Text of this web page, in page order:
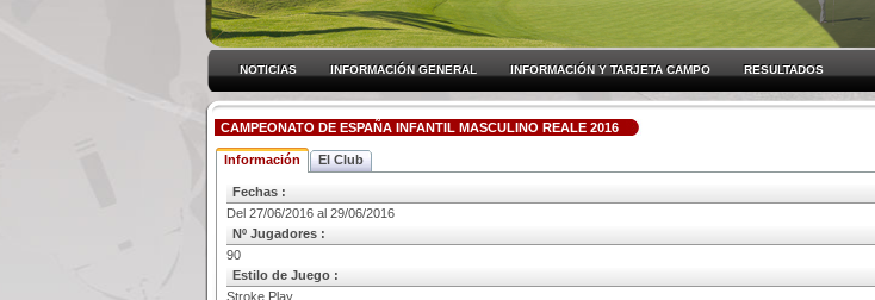
NOTICIAS INFORMACIÓN GENERAL INFORMACIÓN Y TARJETA CAMPO RESULTADOS
CAMPEONATO DE ESPAÑA INFANTIL MASCULINO REALE 2016
Información El Club
Fechas :
Del 27/06/2016 al 29/06/2016
Nº Jugadores :
90
Estilo de Juego :
Stroke Play